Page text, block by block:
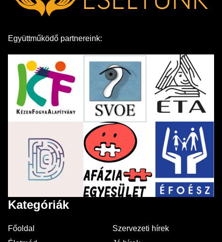
Együttműködő partnereink:
Kategóriák
Főoldal
Szervezeti hírek